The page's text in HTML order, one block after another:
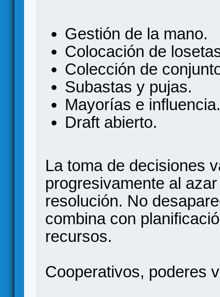
Gestión de la mano.
Colocación de
Colección de
Subastas y pujas.
Mayorías e influencia.
Draft abierto.
La toma de decisiones
progresivamente al
resolución. No
combina con
recursos.
Cooperativos, poderes